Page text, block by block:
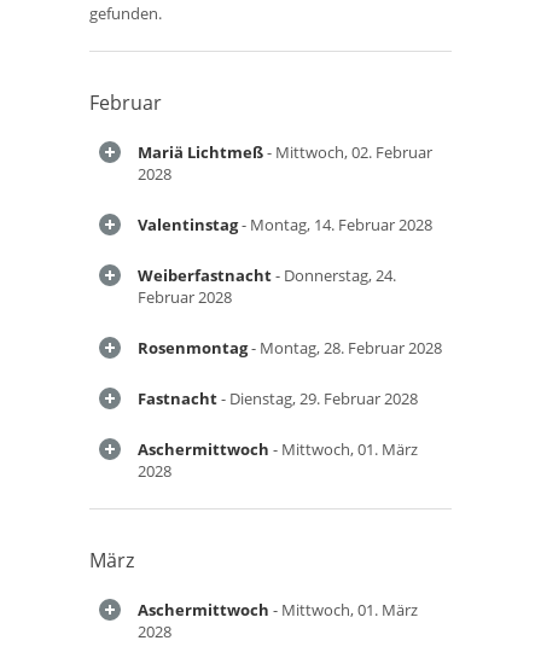
gefunden.
Februar
Mariä Lichtmeß- Mittwoch, 02. Februar
2028
Valentinstag- Montag, 14. Februar 2028
Weiberfastnacht- Donnerstag, 24.
Februar 2028
Rosenmontag- Montag, 28. Februar 2028
Fastnacht- Dienstag, 29. Februar 2028
Aschermittwoch - Mittwoch, 01. März
2028
März
Aschermittwoch - Mittwoch, 01. März
2028